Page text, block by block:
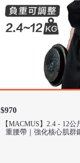
【MACMUS】2.4 - 12
重腰帶｜強化核心肌群
$970